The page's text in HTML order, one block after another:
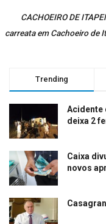
CACHOEIRO DE
carreata em Cachoeiro de
Trending
Acidente
deixa 2
Caixa
novos